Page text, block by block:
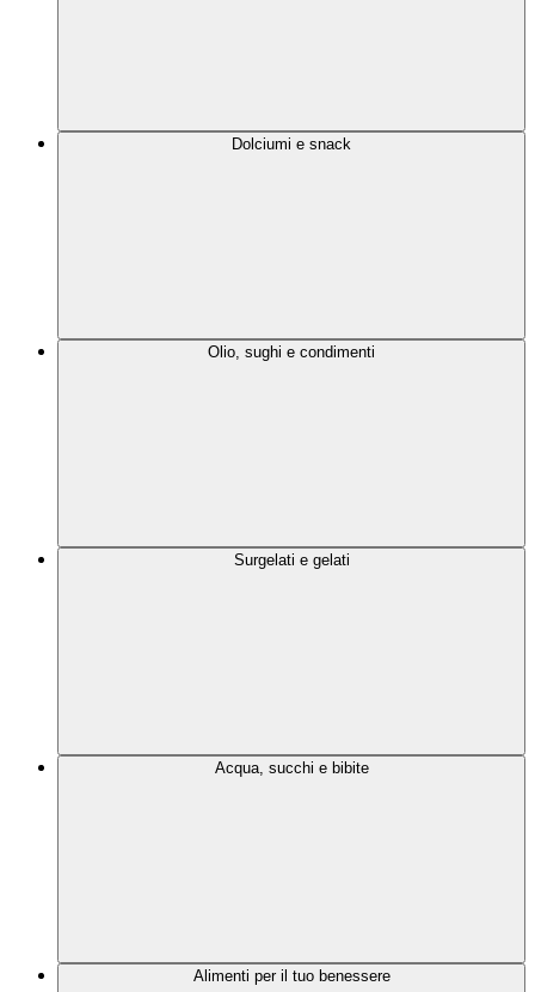
Dolciumi e snack
Olio, sughi e condimenti
Surgelati e gelati
Acqua, succhi e bibite
Alimenti per il tuo benessere